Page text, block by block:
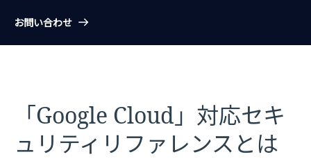
お問い合わせ
「Google Cloud」対応セキ
ュリティリファレンスとは